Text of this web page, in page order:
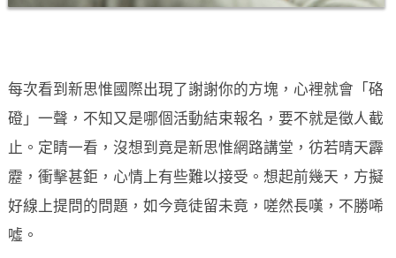
每次看到新思惟國際出現了謝謝你的方塊，心裡就會「硌
磴」一聲，不知又是哪個活動結束報名，要不就是徵人截
止。定睛一看，沒想到竟是新思惟網路講堂，彷若晴天霹
靂，衝擊甚鉅，心情上有些難以接受。想起前幾天，方擬
好線上提問的問題，如今竟徒留未竟，嗟然長嘆，不勝唏
噓。